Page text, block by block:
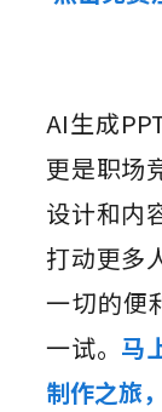
AI生成
更是职场
设计和内
打动更多
一切的便
一试。 马
制作之旅